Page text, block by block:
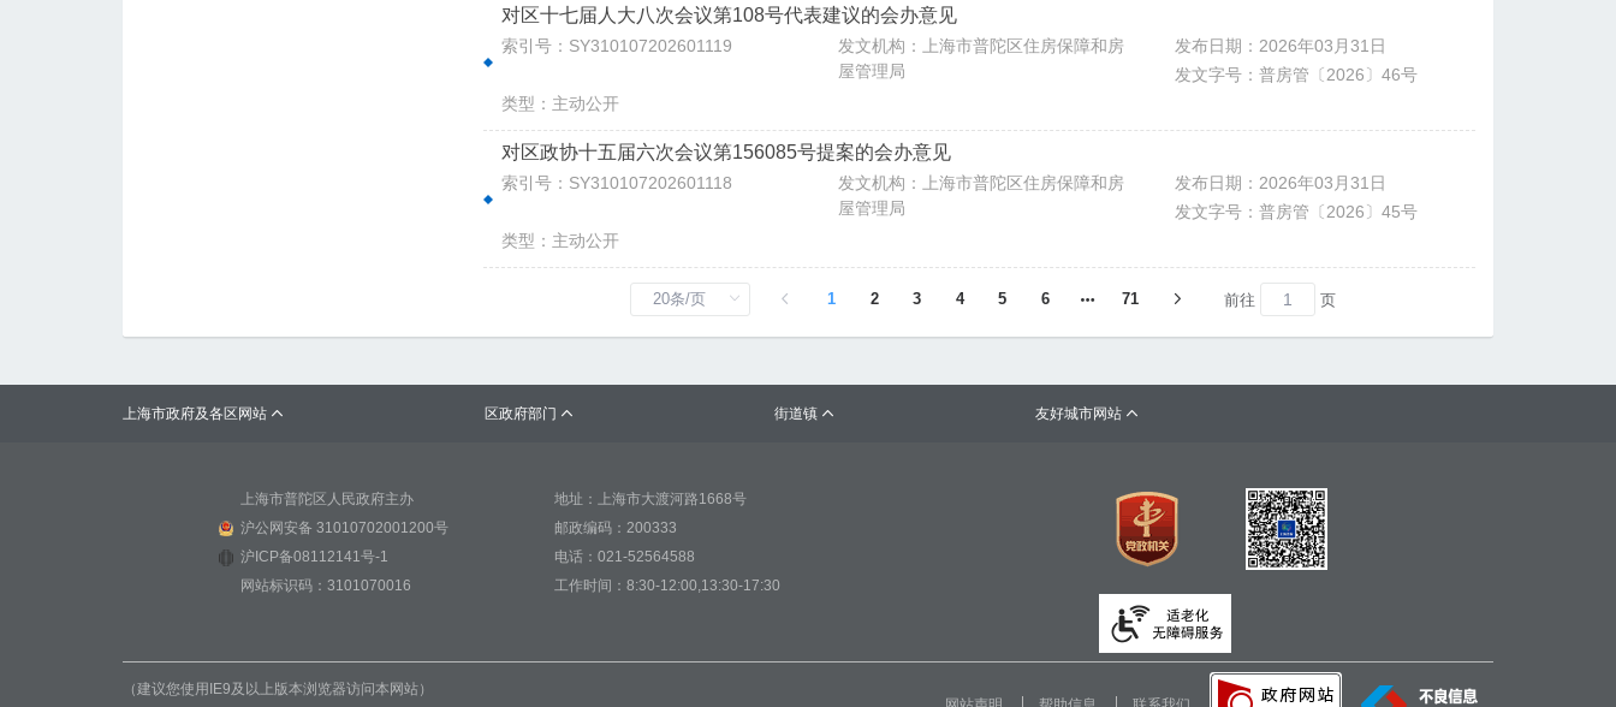
对区十七届人大八次会议第108号代表建议的会办意见
索引号：SY310107202601119
发文机构：上海市普陀区住房保障和房
屋管理局
发布日期：2026年03月31日
发文字号：普房管〔2026〕46号
类型：主动公开
对区政协十五届六次会议第156085号提案的会办意见
索引号：SY310107202601118
发文机构：上海市普陀区住房保障和房
屋管理局
发布日期：2026年03月31日
发文字号：普房管〔2026〕45号
类型：主动公开
1 2 3 4 5 6 71 前往 页
上海市政府及各区网站  区政府部门  街道镇  友好城市网站 
上海市普陀区人民政府主办
地址：上海市大渡河路1668号
沪公网安备 31010702001200号
邮政编码：200333
沪ICP备08112141号-1
电话：021-52564588
网站标识码：3101070016
工作时间：8:30-12:00,13:30-17:30
（建议您使用IE9及以上版本浏览器访问本网站）